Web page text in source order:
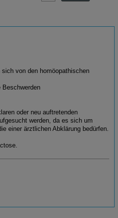
sich von den homöopathischen
Beschwerden
oder neu auftretenden
werden, da es sich um
einer ärztlichen Abklärung bedürfen.